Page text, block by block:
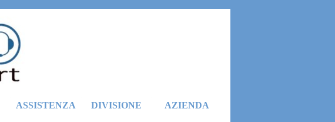
ASSISTENZA ▼
DIVISIONE ▼
AZIENDA